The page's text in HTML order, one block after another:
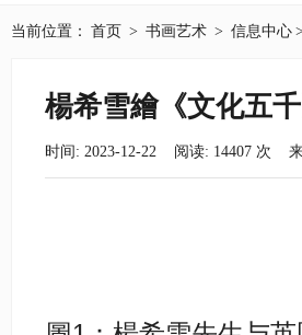
当前位置： 首页 > 书画艺术 > 信息中心
楊希雪繪《文化五
时间: 2023-12-22 阅读: 14407 次 来